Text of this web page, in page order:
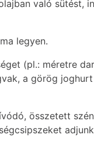
való sütést,
legyen.
(pl.: méretre
a görög
összetett